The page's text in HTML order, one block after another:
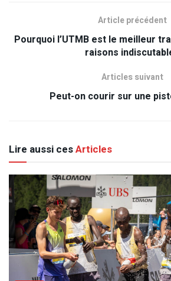
Article précédent
Pourquoi l’UTMB est le meilleur
raisons
Articles suivant
Peut-on courir sur une
Lire aussi cesArticles